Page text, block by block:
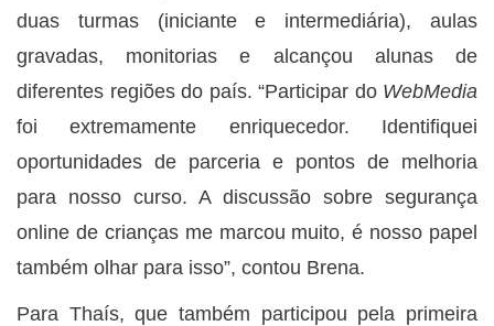
duas turmas (iniciante e intermediária), aulas
gravadas, monitorias e alcançou alunas de
diferentes regiões do país. “Participar do WebMedia
foi extremamente enriquecedor. Identifiquei
oportunidades de parceria e pontos de melhoria
para nosso curso. A discussão sobre segurança
online de crianças me marcou muito, é nosso papel
também olhar para isso”, contou Brena.
Para Thaís, que também participou pela primeira